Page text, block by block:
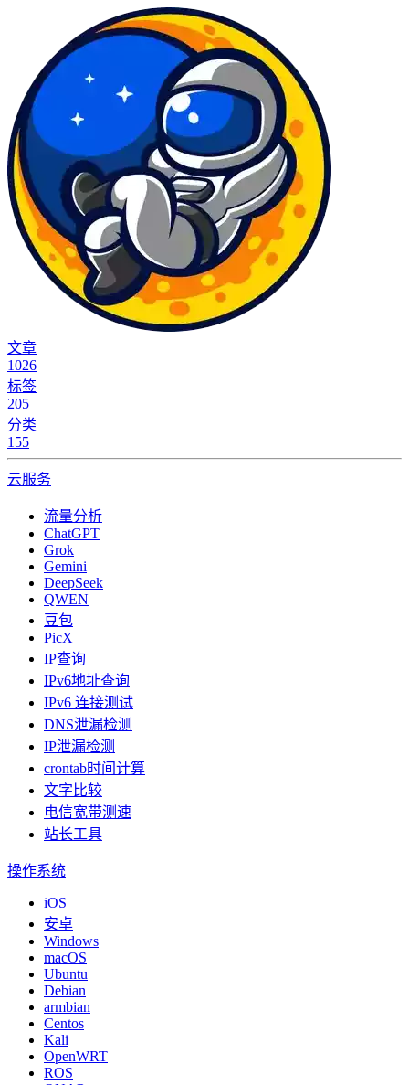
文章
1026
标签
205
分类
155
云服务
流量分析
ChatGPT
Grok
Gemini
DeepSeek
QWEN
豆包
PicX
IP查询
IPv6地址查询
IPv6 连接测试
DNS泄漏检测
IP泄漏检测
crontab时间计算
文字比较
电信宽带测速
站长工具
操作系统
iOS
安卓
Windows
macOS
Ubuntu
Debian
armbian
Centos
Kali
OpenWRT
ROS